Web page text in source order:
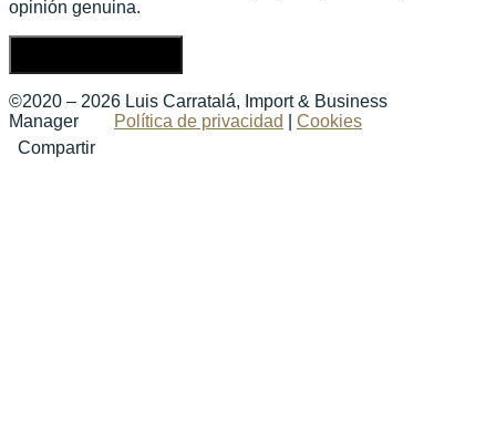
Compartir
opinión genuina.
©2020 – 2026 Luis Carratalá, Import & Business
Manager
Política de privacidad Cookies